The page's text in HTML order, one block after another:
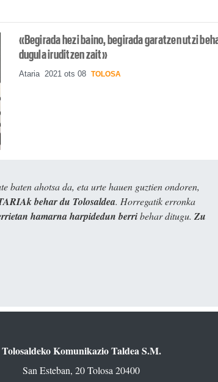
«Begirada hezi baino, begirada garatzen utzi
dugula iruditzen zait»
Ataria 2021 ots 08 TOLOSA
baten ahotsa da, eta urte hauen guztien ondoren,
behar du Tolosaldea. Horregatik erronka
hamarna harpidedun berribehar ditugu. Zu
Tolosaldeko Komunikazio Taldea S.M.
San Esteban, 20 Tolosa 20400